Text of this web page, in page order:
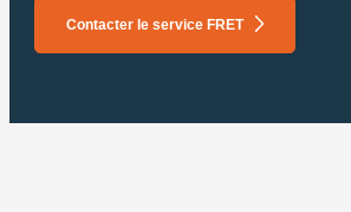
Contacter le service FRET